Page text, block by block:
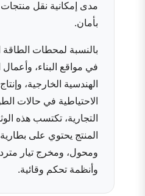
مدى إمكانية نقل منتجات
بأمان.
بالنسبة لمحطات الطاقة
في مواقع البناء، وأعمال
الهندسية الخارجية،
الاحتياطية في حالات
التجارية، تكتسب هذه
المنتج يحتوي على
ومحول، ومخرج تيار
وأنظمة تحكم وقائية.